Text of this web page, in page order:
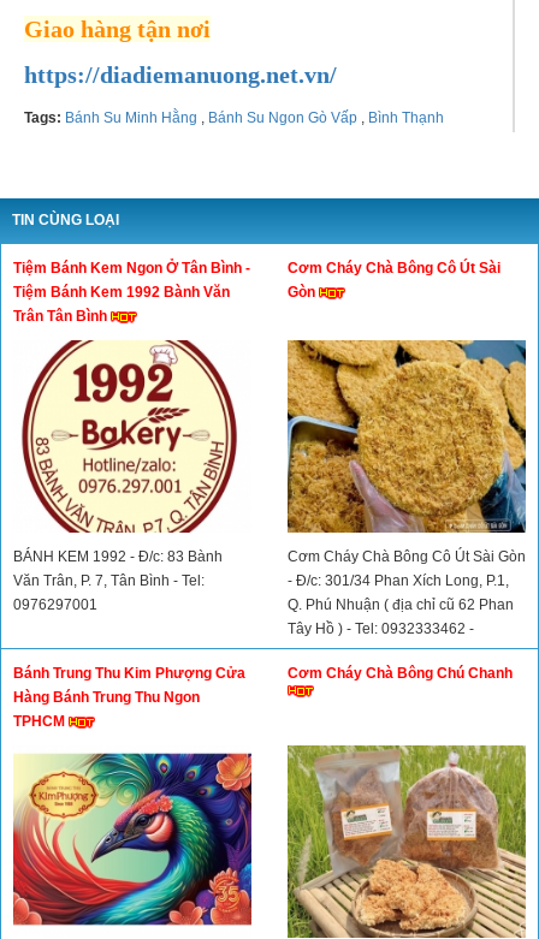
Giao hàng tận nơi
https://diadiemanuong.net.vn/
Tags: Bánh Su Minh Hằng , Bánh Su Ngon Gò Vấp , Bình Thạnh
TIN CÙNG LOẠI
Tiệm Bánh Kem Ngon Ở Tân Bình -
Tiệm Bánh Kem 1992 Bành Văn
Trân Tân Bình
BÁNH KEM 1992 - Đ/c: 83 Bành
Văn Trân, P. 7, Tân Bình - Tel:
0976297001
Cơm Cháy Chà Bông Cô Út Sài
Gòn
Cơm Cháy Chà Bông Cô Út Sài Gòn
- Đ/c: 301/34 Phan Xích Long, P.1,
Q. Phú Nhuận ( địa chỉ cũ 62 Phan
Tây Hồ ) - Tel: 0932333462 -
0763367779
Bánh Trung Thu Kim Phượng Cửa
Hàng Bánh Trung Thu Ngon
TPHCM
Cơm Cháy Chà Bông Chú Chanh